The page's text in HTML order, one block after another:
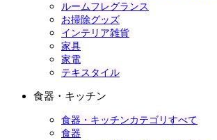
ルームフレグランス
お掃除グッズ
インテリア雑貨
家具
家電
テキスタイル
食器・キッチン
食器・キッチンカテゴリすべて
食器